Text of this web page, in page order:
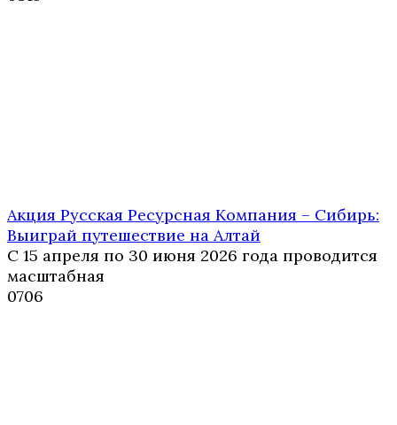
Акция Русская Ресурсная Компания – Сибирь:
Выиграй путешествие на Алтай
С 15 апреля по 30 июня 2026 года проводится
масштабная
0706